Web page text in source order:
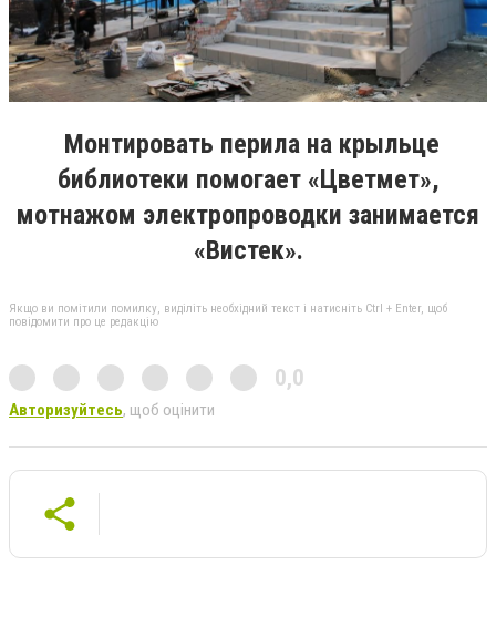
Монтировать перила на крыльце
библиотеки помогает «Цветмет»,
мотнажом электропроводки занимается
«Вистек».
Якщо ви помітили помилку, виділіть необхідний текст і натисніть Ctrl + Enter, щоб
повідомити про це редакцію
0,0
Авторизуйтесь, щоб оцінити